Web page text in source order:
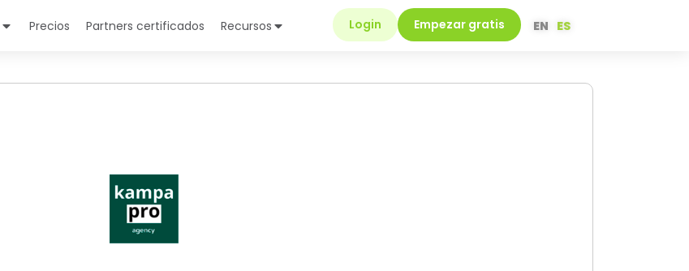
Precios Partners certificados Recursos Login Empezar gratis EN ES